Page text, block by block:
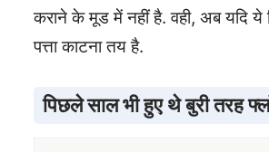
कराने के मूड में नहीं है. वही, अब यदि
पत्ता काटना तय है.
पिछले साल भी हुए थे बुरी तरह